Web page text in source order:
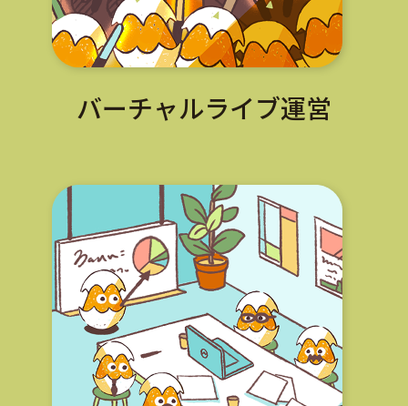
バーチャルライブ運営